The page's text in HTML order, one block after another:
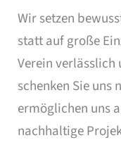
Wir setzen
statt auf große
Verein
schenken Sie uns
ermöglichen uns
nachhaltige